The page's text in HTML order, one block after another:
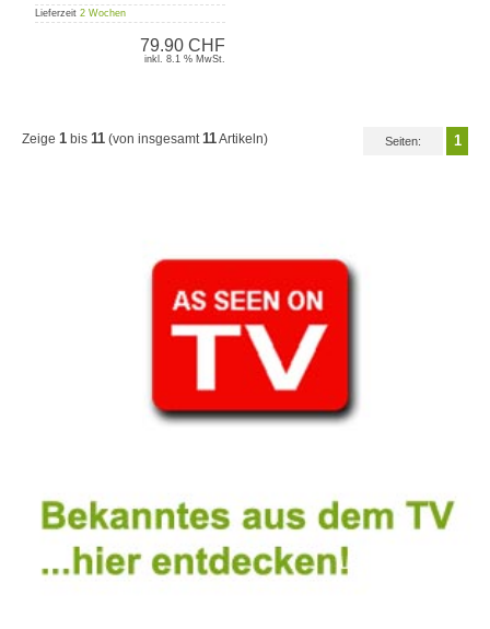
Lieferzeit 2 Wochen
79.90 CHF
inkl. 8.1 % MwSt.
Zeige 1 bis 11 (von insgesamt11Artikeln) Seiten: 1